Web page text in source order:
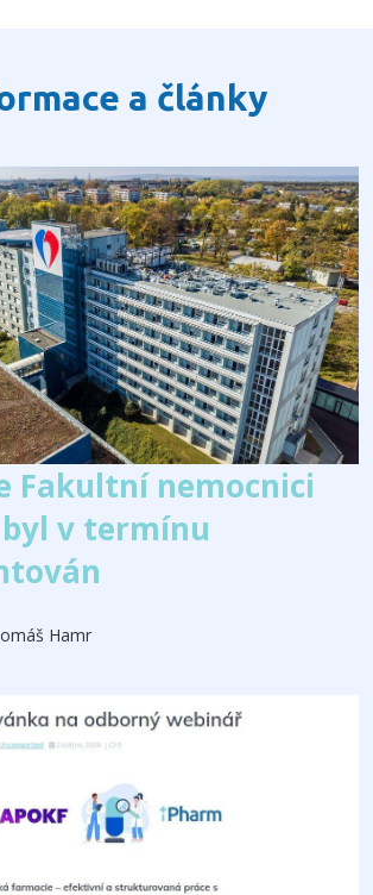
a články
Fakultní nemocnici
v termínu
Hamr